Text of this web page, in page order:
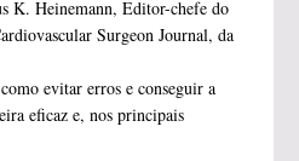
K. Heinemann, Editor-chefe do
Surgeon Journal, da
evitar erros e conseguir a
eficaz e, nos principais